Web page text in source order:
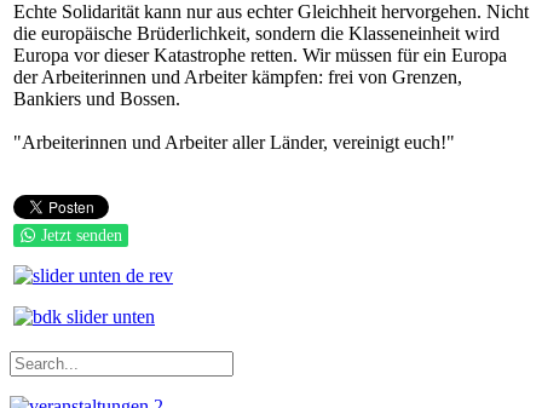
Echte Solidarität kann nur aus echter Gleichheit hervorgehen. Nicht
die europäische Brüderlichkeit, sondern die Klasseneinheit wird
Europa vor dieser Katastrophe retten. Wir müssen für ein Europa
der Arbeiterinnen und Arbeiter kämpfen: frei von Grenzen,
Bankiers und Bossen.
"Arbeiterinnen und Arbeiter aller Länder, vereinigt euch!"
Jetzt senden